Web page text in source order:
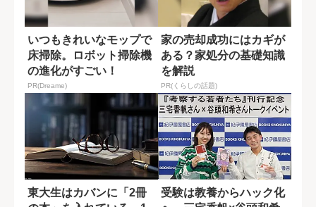
いつもきれいなモップで
床掃除。ロボット掃除機
の進化がすごい！
PR(Dreame)
家の売却成功にはカギが
ある？家処分の基礎知識
を解説
PR(くらしの話題)
東大生はカバンに「2冊
受験は教養からハック化